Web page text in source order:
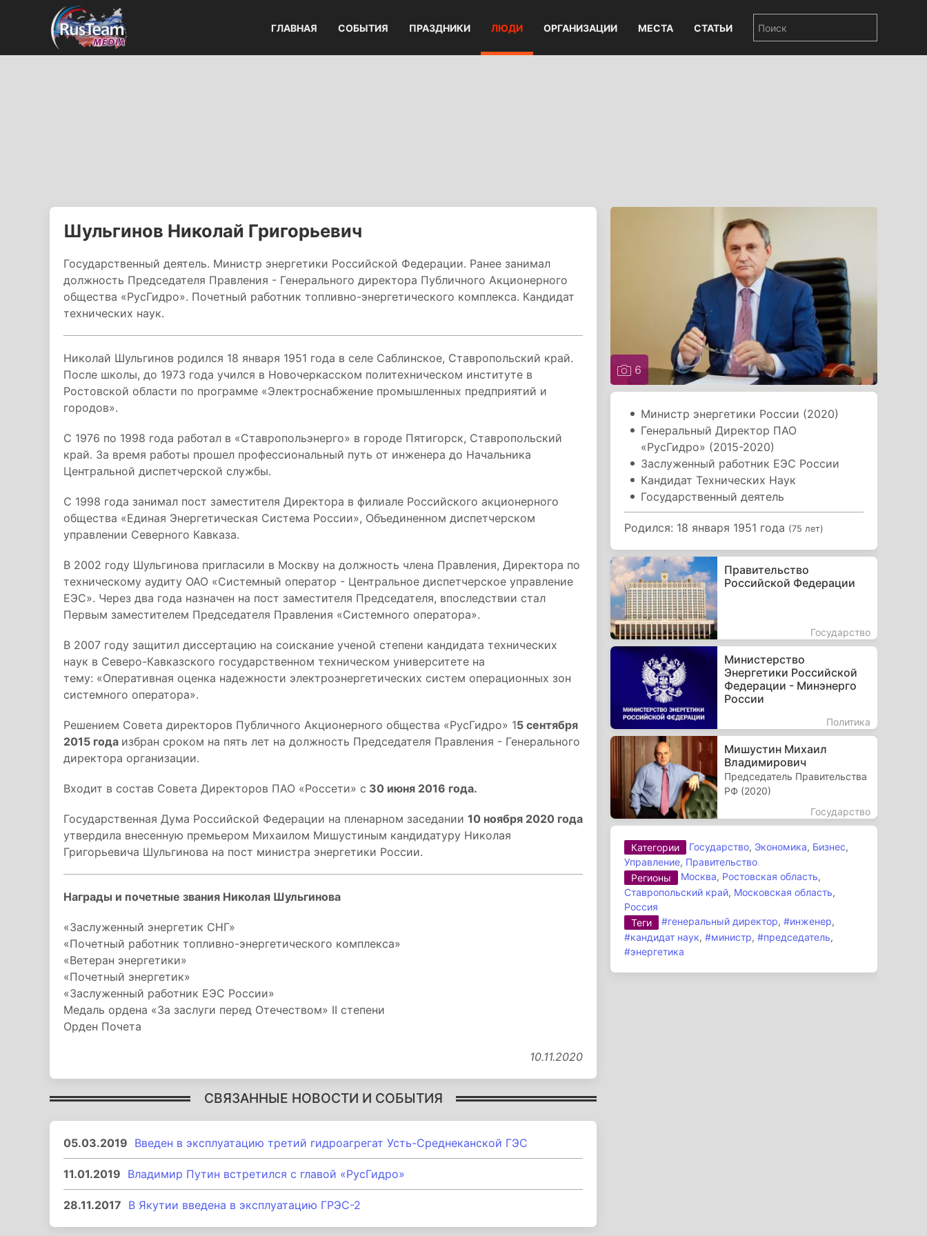
ГЛАВНАЯ СОБЫТИЯ ПРАЗДНИКИ ЛЮДИ ОРГАНИЗАЦИИ МЕСТА СТАТЬИ
Шульгинов Николай Григорьевич
Государственный деятель. Министр энергетики Российской Федерации. Ранее занимал
должность Председателя Правления - Генерального директора Публичного Акционерного
общества «РусГидро». Почетный работник топливно-энергетического комплекса. Кандидат
технических наук.
Николай Шульгинов родился 18 января 1951 года в селе Саблинское, Ставропольский край.
После школы, до 1973 года учился в Новочеркасском политехническом институте в
Ростовской области по программе «Электроснабжение промышленных предприятий и
городов».
С 1976 по 1998 года работал в «Ставропольэнерго» в городе Пятигорск, Ставропольский
край. За время работы прошел профессиональный путь от инженера до Начальника
Центральной диспетчерской службы.
С 1998 года занимал пост заместителя Директора в филиале Российского акционерного
общества «Единая Энергетическая Система России», Объединенном диспетчерском
управлении Северного Кавказа.
В 2002 году Шульгинова пригласили в Москву на должность члена Правления, Директора по
техническому аудиту ОАО «Системный оператор - Центральное диспетчерское управление
ЕЭС». Через два года назначен на пост заместителя Председателя, впоследствии стал
Первым заместителем Председателя Правления «Системного оператора».
В 2007 году защитил диссертацию на соискание ученой степени кандидата технических
наук в Северо-Кавказского государственном техническом университете на
тему: «Оперативная оценка надежности электроэнергетических систем операционных зон
системного оператора».
Решением Совета директоров Публичного Акционерного общества «РусГидро» 15 сентября
2015 года избран сроком на пять лет на должность Председателя Правления - Генерального
директора организации.
Входит в состав Совета Директоров ПАО «Россети» с 30 июня 2016 года.
Государственная Дума Российской Федерации на пленарном заседании 10 ноября 2020 года
утвердила внесенную премьером Михаилом Мишустиным кандидатуру Николая
Григорьевича Шульгинова на пост министра энергетики России.
Награды и почетные звания Николая Шульгинова
«Заслуженный энергетик СНГ»
«Почетный работник топливно-энергетического комплекса»
«Ветеран энергетики»
«Почетный энергетик»
«Заслуженный работник ЕЭС России»
Медаль ордена «За заслуги перед Отечеством» II степени
Орден Почета
10.11.2020
СВЯЗАННЫЕ НОВОСТИ И СОБЫТИЯ
05.03.2019 Введен в эксплуатацию третий гидроагрегат Усть-Среднеканской ГЭС
11.01.2019 Владимир Путин встретился с главой «РусГидро»
28.11.2017 В Якутии введена в эксплуатацию ГРЭС-2
6
Министр энергетики России (2020)
Генеральный Директор ПАО
«РусГидро» (2015-2020)
Заслуженный работник ЕЭС России
Кандидат Технических Наук
Государственный деятель
Родился: 18 января 1951 года (75 лет)
Правительство
Российской Федерации
Государство
Министерство
Энергетики Российской
Федерации - Минэнерго
России
Политика
Мишустин Михаил
Владимирович
Председатель Правительства
РФ (2020)
Государство
Категории Государство, Экономика, Бизнес,
Управление, Правительство
Регионы
Москва, Ростовская область,
Ставропольский край, Московская область,
Россия
Теги
#генеральный директор,#инженер,
#кандидат наук,#министр,#председатель,
#энергетика